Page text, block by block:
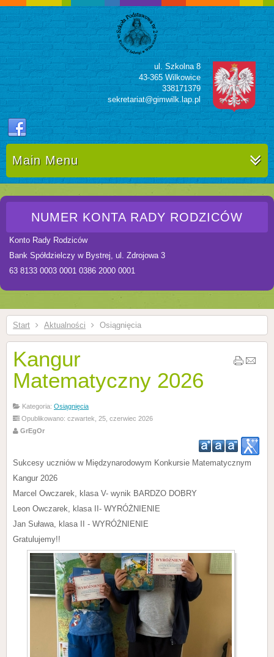
ul. Szkolna 8
43-365 Wilkowice
338171379
sekretariat@gimwilk.lap.pl
Main Menu
NUMER KONTA RADY RODZICÓW
Konto Rady Rodziców
Bank Spółdzielczy w Bystrej, ul. Zdrojowa 3
63 8133 0003 0001 0386 2000 0001
Start Aktualności Osiągnięcia
Kangur
Matematyczny 2026
Kategoria: Osiągnięcia
Opublikowano: czwartek, 25, czerwiec 2026
GrEgOr
Sukcesy uczniów w Międzynarodowym Konkursie Matematycznym
Kangur 2026
Marcel Owczarek, klasa V- wynik BARDZO DOBRY
Leon Owczarek, klasa II- WYRÓŻNIENIE
Jan Suława, klasa II - WYRÓŻNIENIE
Gratulujemy!!